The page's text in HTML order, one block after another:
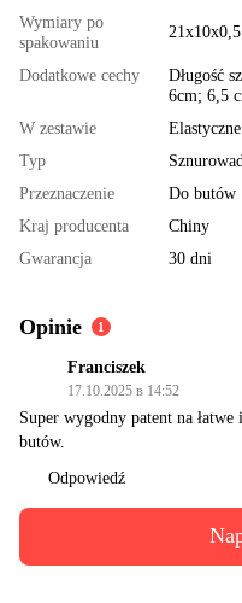
Wymiary po
spakowaniu
Dodatkowe cechy
Długość
6cm; 6,5
W zestawie
Typ
Przeznaczenie
Do butów
Kraj producenta
Chiny
Gwarancja
30 dni
Opinie 1
Franciszek
17.10.2025 в 14:52
Super wygodny patent na
butów.
Odpowiedź